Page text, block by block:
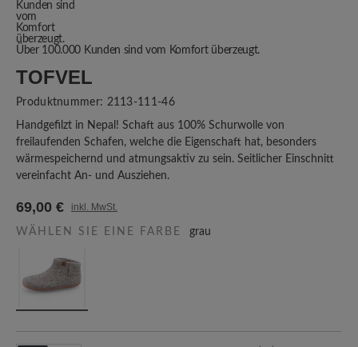
Über 100.000 Kunden sind vom Komfort überzeugt.
TOFVEL
Produktnummer: 2113-111-46
Handgefilzt in Nepal! Schaft aus 100% Schurwolle von
freilaufenden Schafen, welche die Eigenschaft hat, besonders
wärmespeichernd und atmungsaktiv zu sein. Seitlicher Einschnitt
vereinfacht An- und Ausziehen.
69,00 € inkl. MwSt.
WÄHLEN SIE EINE FARBE grau